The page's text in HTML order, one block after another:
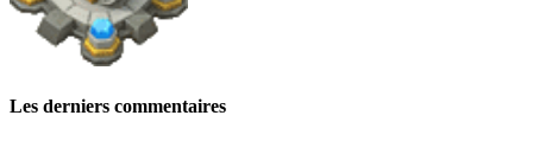
Les derniers commentaires